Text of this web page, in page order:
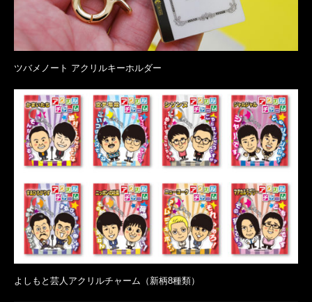
ツバメノート アクリルキーホルダー
よしもと芸人アクリルチャーム（新柄8種類）